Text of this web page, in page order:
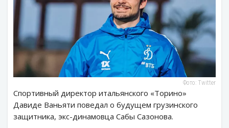
Фото: Twitter
Спортивный директор итальянского «Торино»
Давиде Ваньяти поведал о будущем грузинского
защитника, экс-динамовца Сабы Сазонова.